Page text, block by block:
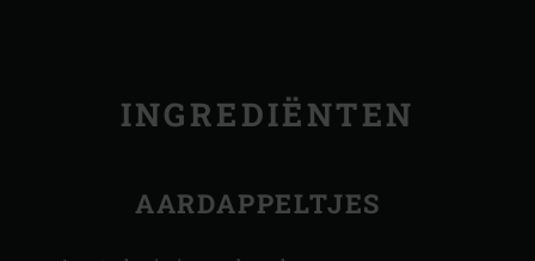
INGREDIËNTEN
AARDAPPELTJES